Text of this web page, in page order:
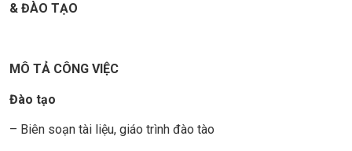
& ĐÀO TẠO
MÔ TẢ CÔNG VIỆC
Đào tạo
– Biên soạn tài liệu, giáo trình đào tào